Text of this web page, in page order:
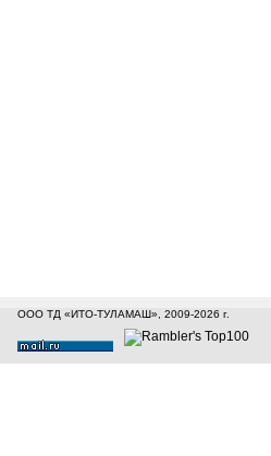
ООО ТД «ИТО-ТУЛАМАШ», 2009-2026 г.